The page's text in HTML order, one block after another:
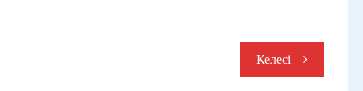
Келесі